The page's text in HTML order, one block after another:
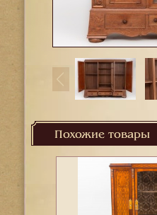
Похожие товары